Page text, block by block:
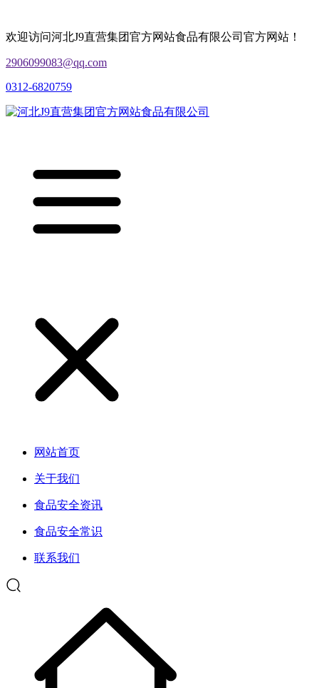
欢迎访问河北J9直营集团官方网站食品有限公司官方网站！
2906099083@qq.com
0312-6820759
网站首页
关于我们
食品安全资讯
食品安全常识
联系我们